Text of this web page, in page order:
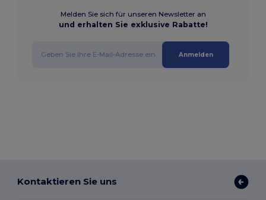
Melden Sie sich für unseren Newsletter an
und erhalten Sie exklusive Rabatte!
Anmelden
Kontaktieren Sie uns